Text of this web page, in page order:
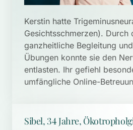
Kerstin hatte
Gesichtsschmerzen). Durch
ganzheitliche Begleitung
Übungen konnte sie den
entlasten. Ihr gefiehl
umfängliche Online-
Sibel, 34 Jahre,